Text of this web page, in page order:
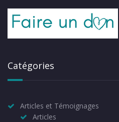
Catégories
Articles et Témoignages
Articles